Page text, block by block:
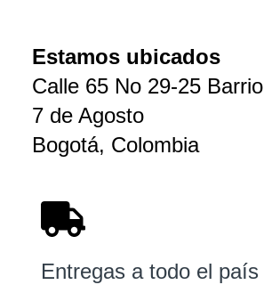
Estamos ubicados
Calle 65 No 29-25 Barrio
7 de Agosto
Bogotá, Colombia
Entregas a todo el país